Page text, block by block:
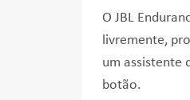
O JBL
livremente,
um assistente
botão.